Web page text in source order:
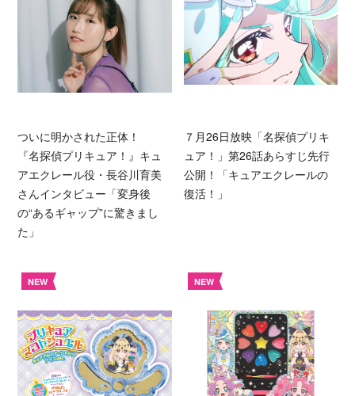
ついに明かされた正体！
『名探偵プリキュア！』キュ
アエクレール役・長谷川育美
さんインタビュー「変身後
の“あるギャップ”に驚きまし
た」
７月26日放映「名探偵プリキ
ュア！」第26話あらすじ先行
公開！「キュアエクレールの
復活！」
NEW NEW